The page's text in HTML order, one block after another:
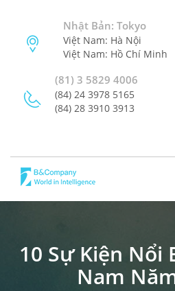
Nhật Bản: Tokyo
Việt Nam: Hà Nội
Việt Nam: Hồ Chí Minh
(81) 3 5829 4006
(84) 24 3978 5165
(84) 28 3910 3913
10 Sự Kiện Nổi
Nam